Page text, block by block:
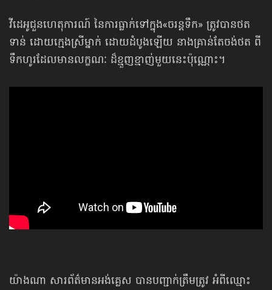
វីដេអូជួនហេតុការណ៍ នៃការធ្លាក់ទៅក្នុង«ចរន្ដទឹក» ត្រូវបានថត
ទាន់ ដោយក្មេងស្រីម្នាក់ ដោយដំបូងឡើយ នាងគ្រាន់តែចង់ថត ពី
ទឹកហូរដែលមានលក្ខណៈ ដ៏ខ្មួញខ្មាញ់មួយនេះប៉ុណ្ណោះ។
យ៉ាងណា សារព័ត៌មានអង់គ្លេស បានបញ្ជាក់ត្រឹមត្រូវ អំពីឈ្មោះ